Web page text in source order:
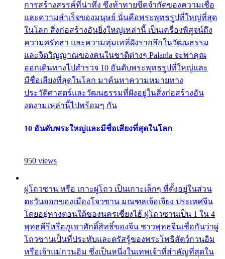
การสร้างสรรค์ที่น่าทึ่ง ซึ่งท้าทายขีดจำกัดของความเชื่อ
และความสำเร็จของมนุษย์ นั่นคือพระพุทธรูปที่ใหญ่ที่สุด
ในโลก สิ่งก่อสร้างอันยิ่งใหญ่เหล่านี้ เป็นเครื่องพิสูจน์ถึง
ความศรัทธา และความทุ่มเทที่ฝังรากลึกในวัฒนธรรม
และจิตวิญญาณของคนในชาติต่างๆ Palanla จะพาคุณ
ออกเดินทางไปสำรวจ 10 อันดับพระพุทธรูปที่ใหญ่และ
มีชื่อเสียงที่สุดในโลก มาค้นหาความหมายทาง
ประวัติศาสตร์และวัฒนธรรมที่ฝังอยู่ในสิ่งก่อสร้างอัน
งดงามเหล่านี้ไปพร้อมๆ กัน
10 อันดับพระใหญ่และมีชื่อเสียงที่สุดในโลก
950 views
ผู่โถวซาน หรือ เกาะผู่โถว เป็นเกาะเล็กๆ ที่ตั้งอยู่ในส่วน
ตะวันออกของเมืองโจวซาน มณฑลเจ้อเจียง ประเทศจีน
โดยอยู่ทางตอนใต้ของนครเซี่ยงไฮ้ ผู่โถวซานเป็น 1 ใน 4
พุทธคีรีหรือภูเขาศักดิ์สิทธิ์ของจีน ชาวพุทธจีนเชื่อกันว่าผู่
โถวซานเป็นที่ประทับและตรัสรู้ของพระโพธิสัตว์กวนอิม
หรือเจ้าแม่กวนอิม ซึ่งเป็นหนึ่งในเทพเจ้าที่สำคัญที่สุดใน